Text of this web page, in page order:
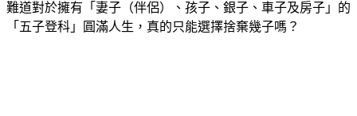
難道對於擁有「妻子（伴侶）、孩子、銀子、車子及房子」的
「五子登科」圓滿人生，真的只能選擇捨棄幾子嗎？